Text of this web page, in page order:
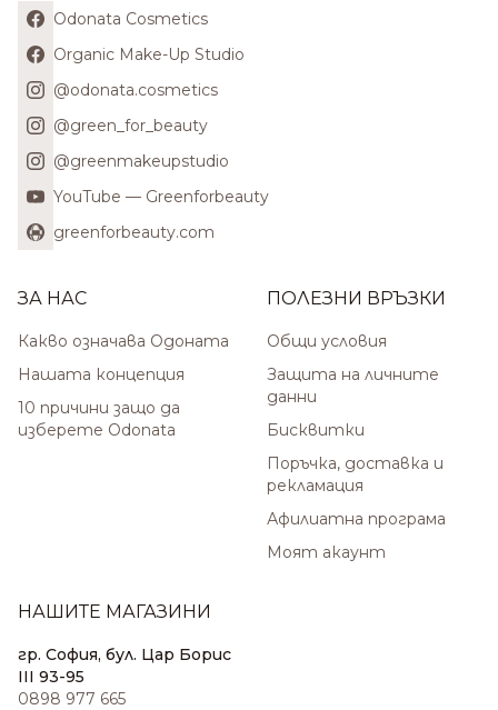
Odonata Cosmetics
Organic Make-Up Studio
@odonata.cosmetics
@green_for_beauty
@greenmakeupstudio
YouTube — Greenforbeauty
greenforbeauty.com
ЗА НАС
Какво означава Одоната
Нашата концепция
10 причини защо да
изберете Odonata
ПОЛЕЗНИ ВРЪЗКИ
Общи условия
Защита на личните
данни
Бисквитки
Поръчка, доставка и
рекламация
Афилиатна програма
Моят акаунт
НАШИТЕ МАГАЗИНИ
гр. София, бул. Цар Борис
III 93-95
0898 977 665